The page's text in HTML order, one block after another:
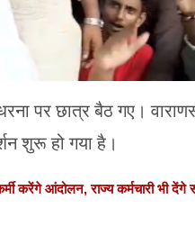
पर छात्र बैठ गए।
शुरू हो गया है।
करेंगे आंदोलन, राज्य कर्मचारी भी देंगे